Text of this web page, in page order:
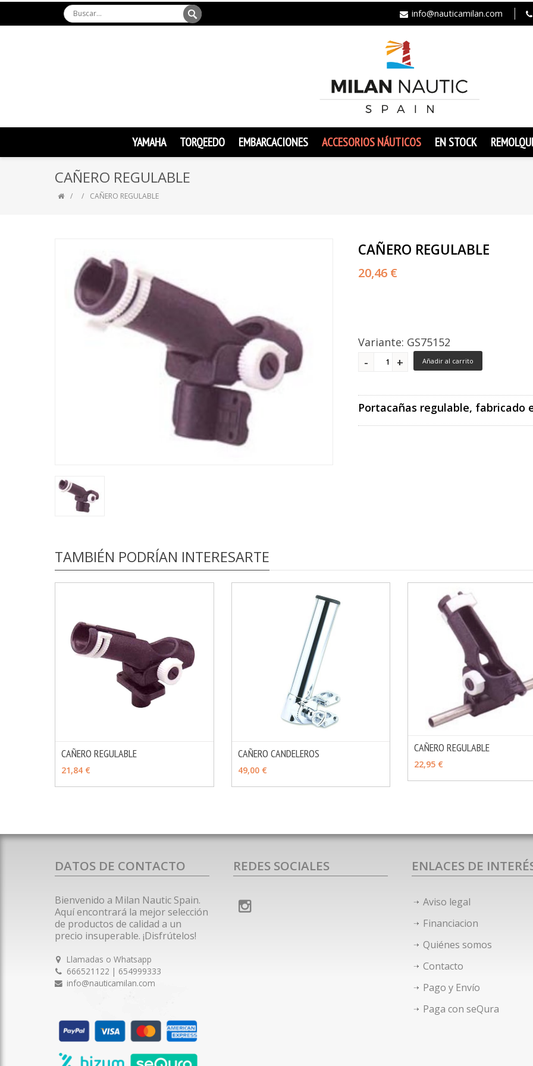
info@nauticamilan.com
YAMAHA TORQEEDO EMBARCACIONES ACCESORIOS NÁUTICOS EN STOCK
CAÑERO REGULABLE
CAÑERO REGULABLE
CAÑERO REGULABLE
20,46 €
Variante: GS75152
Añadir al carrito
Portacañas regulable, fabricado
TAMBIÉN PODRÍAN INTERESARTE
CAÑERO REGULABLE
21,84 €
CAÑERO CANDELEROS
49,00 €
CAÑERO REGULABLE
22,95 €
DATOS DE CONTACTO
Bienvenido a Milan Nautic Spain.
Aquí encontrará la mejor selección
de productos de calidad a un
precio insuperable. ¡Disfrútelos!
Llamadas o Whatsapp
666521122 | 654999333
info@nauticamilan.com
REDES SOCIALES ENLACES DE
Aviso legal
Financiacion
Quiénes somos
Contacto
Pago y Envío
Paga con seQura